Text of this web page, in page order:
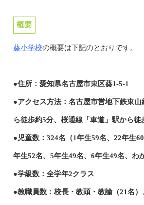
概要
葵小学校の概要は下記のとおりです。
●住所：愛知県名古屋市東区葵1-5-1
●アクセス方法：名古屋市営地下鉄東
ら徒歩約5分、桜通線「車道」駅から徒
●児童数：324名（1年生59名、22年生
年生52名、5年生49名、6年生49名、わ
●学級数：全学年2クラス
●教職員数：校長・教頭・教諭（21名